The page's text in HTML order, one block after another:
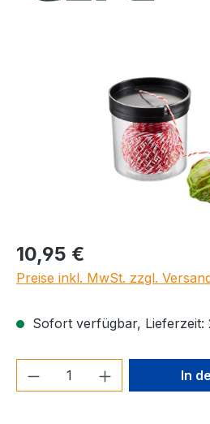
Regulärer Preis:
10,95 €
Preise inkl. MwSt. zzgl.
Sofort verfügbar, Lieferzeit:
Produkt Anzahl: Gib
In